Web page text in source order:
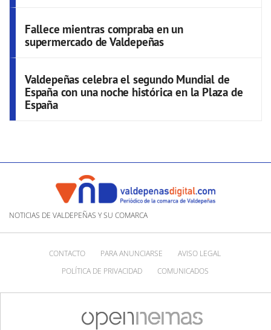
Fallece mientras compraba en un
supermercado de Valdepeñas
Valdepeñas celebra el segundo Mundial de
España con una noche histórica en la Plaza de
España
NOTICIAS DE VALDEPEÑAS Y SU COMARCA
CONTACTO PARA ANUNCIARSE
AVISO LEGAL
POLÍTICA DE PRIVACIDAD
COMUNICADOS